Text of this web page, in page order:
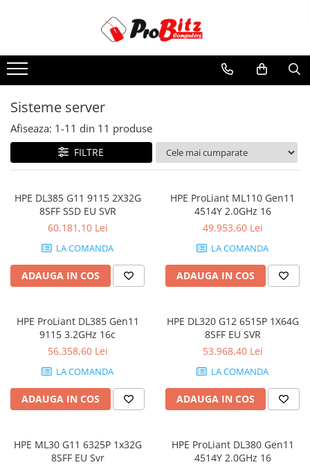
Laptopuri si accesorii
Laptopuri Noi
Laptopuri Renew
Laptopuri Refurbished
Laptopuri Second-hand
Memorii laptop
Hard Disk-uri laptop
Baterii laptop
Componente REFURBISHED Laptop
Hard Disk-uri Refurbished
Docking stations
Genti Laptop
Incarcatoare laptop
Incarcatoare laptop refurbished
Standuri și Coolere Laptop
Alte accesorii
PC, Componente & Software
Sisteme server
Afiseaza: 1-11 din 11 produse
FILTRE
HPE DL385 G11 9115 2X32G
8SFF SSD EU SVR
60.181,10 Lei
LA COMANDA
ADAUGA IN COS
HPE ProLiant ML110 Gen11
4514Y 2.0GHz 16
49.953,60 Lei
LA COMANDA
ADAUGA IN COS
HPE ProLiant DL385 Gen11
9115 3.2GHz 16c
56.358,60 Lei
LA COMANDA
ADAUGA IN COS
HPE DL320 G12 6515P 1X64G
8SFF EU SVR
53.968,40 Lei
LA COMANDA
ADAUGA IN COS
HPE ML30 G11 6325P 1x32G
8SFF EU Svr
HPE ProLiant DL380 Gen11
4514Y 2.0GHz 16